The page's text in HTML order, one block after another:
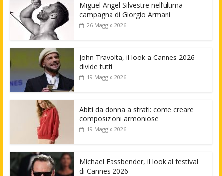
Miguel Angel Silvestre nell’ultima
campagna di Giorgio Armani
26 Maggio 2026
John Travolta, il look a Cannes 2026
divide tutti
19 Maggio 2026
Abiti da donna a strati: come creare
composizioni armoniose
19 Maggio 2026
Michael Fassbender, il look al festival
di Cannes 2026